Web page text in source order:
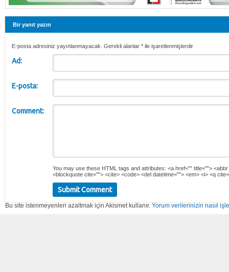
Bir yanıt yazın
E-posta adresiniz yayınlanmayacak. Gerekli alanlar * ile işaretlenmişlerdir
Ad:
E-posta:
Comment:
You may use these HTML tags and attributes: <a href="" title="">
<blockquote cite=""> <cite> <code> <del datetime=""> <em> <i> <q
Bu site istenmeyenleri azaltmak için Akismet kullanır. Yorum verilerinizin nasıl